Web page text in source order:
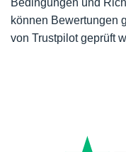
Bedingungen und
können Bewertungen
von Trustpilot geprüft